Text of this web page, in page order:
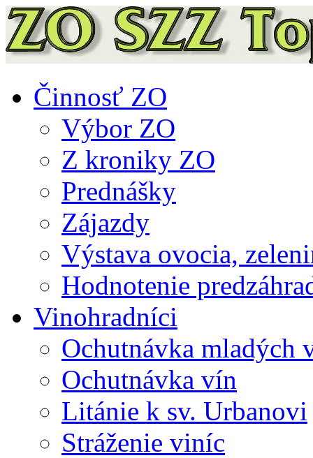
Činnosť ZO
Výbor ZO
Z kroniky ZO
Prednášky
Zájazdy
Výstava ovocia,
Hodnotenie
Vinohradníci
Ochutnávka mladých
Ochutnávka vín
Litánie k sv. Urbanovi
Stráženie viníc